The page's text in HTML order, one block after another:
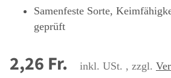
Samenfeste Sorte,
geprüft
2,26 Fr. inkl. USt. , zzgl.